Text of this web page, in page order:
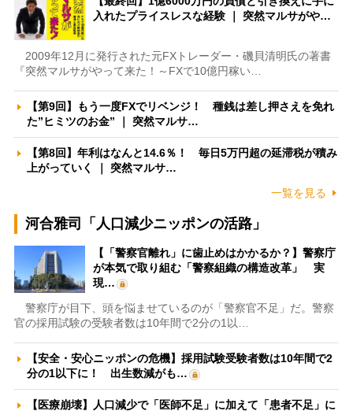
入れたプライスレスな経験 ｜ 突然マルサがや…
2009年12月に発行された元FXトレーダー・磯貝清明氏の著書
『突然マルサがやって来た！～FXで10億円稼い…
【第9回】もう一度FXでリベンジ！ 種銭は差し押さえを免れ
た”ヒミツのお金” ｜ 突然マルサ…
【第8回】年利はなんと14.6％！ 毎日5万円超の延滞税が積み
上がっていく ｜ 突然マルサ…
一覧を見る
河合雅司「人口減少ニッポンの活路」
【「警察官離れ」に歯止めはかかるか？】警察庁
が本気で取り組む「警察組織の構造改革」 実
現…
警察庁が目下、頭を悩ませているのが「警察官不足」だ。警察
官の採用試験の受験者数は10年間で2分の1以…
【安全・安心ニッポンの危機】採用試験受験者数は10年間で2
分の1以下に！ 出生数減がも…
【医療崩壊】人口減少で「医師不足」に加えて「患者不足」に